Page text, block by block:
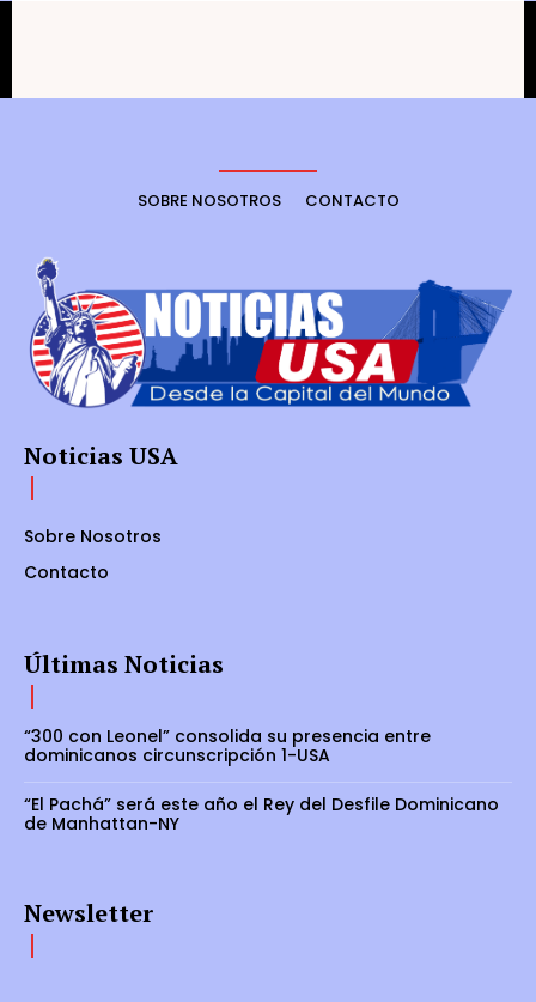
SOBRE NOSOTROS CONTACTO
Noticias USA
Sobre Nosotros
Contacto
Últimas Noticias
“300 con Leonel” consolida su presencia entre
dominicanos circunscripción 1-USA
“El Pachá” será este año el Rey del Desfile Dominicano
de Manhattan-NY
Newsletter